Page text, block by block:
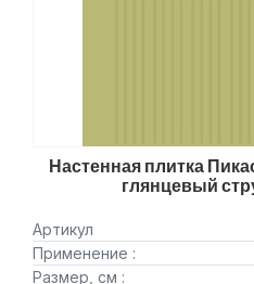
Настенная плитка
глянцевый
Артикул
Применение :
Размер, см :